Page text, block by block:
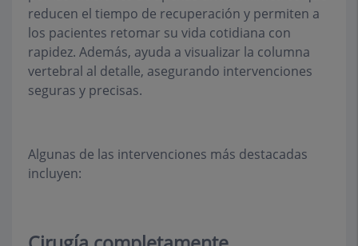
reducen el tiempo de recuperación y permiten a
los pacientes retomar su vida cotidiana con
rapidez. Además, ayuda a visualizar la columna
vertebral al detalle, asegurando intervenciones
seguras y precisas.
Algunas de las intervenciones más destacadas
incluyen: